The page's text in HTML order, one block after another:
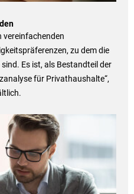
vereinfachenden
zu dem die
Es ist, als Bestandteil der
für Privathaushalte“,